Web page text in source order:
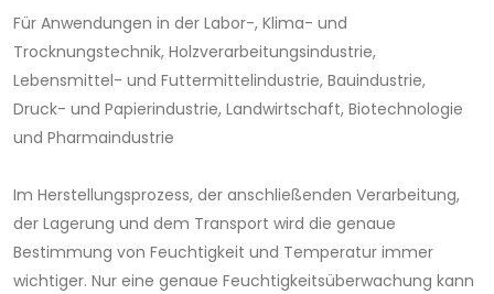
Für Anwendungen in der Labor-, Klima- und
Trocknungstechnik, Holzverarbeitungsindustrie,
Lebensmittel- und Futtermittelindustrie, Bauindustrie,
Druck- und Papierindustrie, Landwirtschaft, Biotechnologie
und Pharmaindustrie
Im Herstellungsprozess, der anschließenden Verarbeitung,
der Lagerung und dem Transport wird die genaue
Bestimmung von Feuchtigkeit und Temperatur immer
wichtiger. Nur eine genaue Feuchtigkeitsüberwachung kann